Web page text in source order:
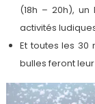
(18h – 20h), un
activités
Et toutes les 30
bulles feront